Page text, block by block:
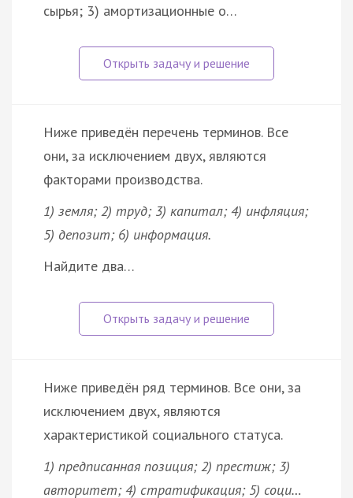
сырья; 3) амортизационные о…
Ниже приведён перечень терминов. Все
они, за исключением двух, являются
факторами производства.
1) земля; 2) труд; 3) капитал; 4) инфляция;
5) депозит; 6) информация.
Найдите два…
Ниже приведён ряд терминов. Все они, за
исключением двух, являются
характеристикой социального статуса.
1) предписанная позиция; 2) престиж; 3)
авторитет; 4) стратификация; 5) соци…